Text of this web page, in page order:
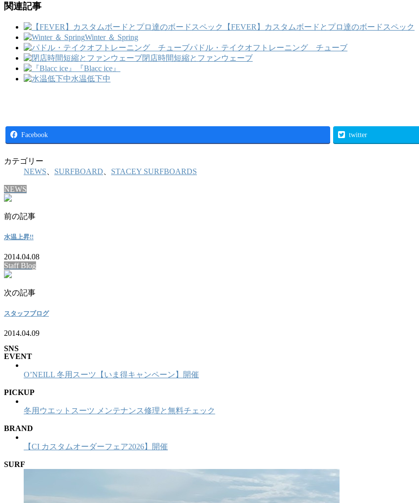
関連記事
【FEVER】カスタムボードとプロ達のボードスペック
Winter ＆ Spring
パドル・テイクオフトレーニング チューブ
閉店時間短縮とファンウェーブ
『Blacc ice』
水温低下中
Facebook twitter
カテゴリー
NEWS
SURFBOARD STACEY SURFBOARDS
NEWS
前の記事
水温上昇!!
2014.04.08
Staff Blog
次の記事
スタッフブログ
2014.04.09
SNS
EVENT
O’NEILL 冬用スーツ【いま得キャンペーン】開催
PICKUP
冬用ウエットスーツ メンテナンス修理と無料チェック
BRAND
【CI カスタムオーダーフェア2026】開催
SURF